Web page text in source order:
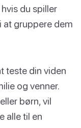
du spiller
at gruppere dem
teste din viden
og venner.
børn, vil
alle til en